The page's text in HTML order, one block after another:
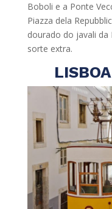
Boboli e a Ponte
Piazza dela
dourado do javali da
sorte extra.